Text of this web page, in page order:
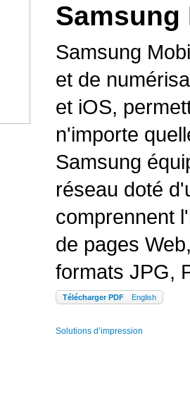
Samsung
Samsung
et de
et iOS,
n'importe
Samsung
réseau doté
comprennent
de pages
formats JPG,
Télécharger PDF English
Solutions d’impression